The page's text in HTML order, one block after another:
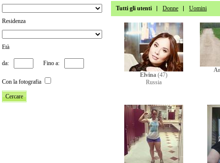
Residenza
Età
da: Fino a:
Con la fotografia
Tutti gli utenti Donne Uomini
Elvina (47)
Russia